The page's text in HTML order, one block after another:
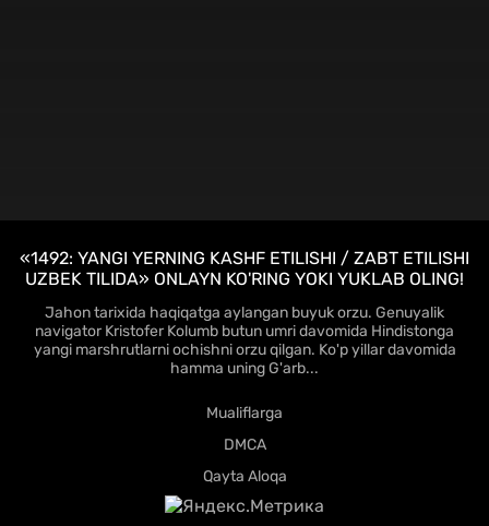
«1492: YANGI YERNING KASHF ETILISHI / ZABT ETILISHI
UZBEK TILIDA» ONLAYN KO'RING YOKI YUKLAB OLING!
Jahon tarixida haqiqatga aylangan buyuk orzu. Genuyalik
navigator Kristofer Kolumb butun umri davomida Hindistonga
yangi marshrutlarni ochishni orzu qilgan. Ko'p yillar davomida
hamma uning G'arb...
Mualiflarga
DMCA
Qayta Aloqa